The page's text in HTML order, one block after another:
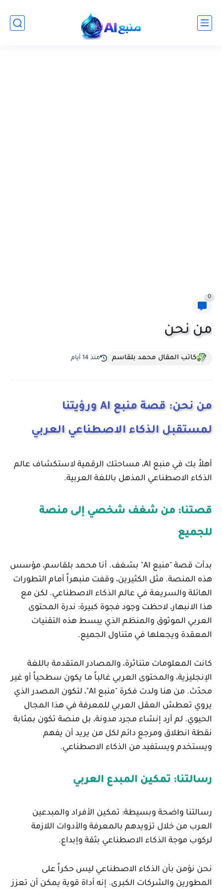
0
من نحن
كاتب المقال محمد بلقاسم منذ 14 أيام
من نحن: قصة منبع AI ورؤيتنا
لمستقبل الذكاء الاصطناعي العربي
أهلاً بك في منبع AI
، مساحتك الرقمية لاستكشاف عالم
الذكاء الاصطناعي المذهل باللغة العربية.
قصتنا: من شغف شخصي إلى منصة
للجميع
بدأت قصة "منبع AI" بشغف. أنا محمد بلقاسم، مؤسس
هذه المنصة. مثل الكثيرين، وقفت منبهراً أمام التطورات
الهائلة والسريعة في عالم الذكاء الاصطناعي. لكن مع
هذا الانبهار، لاحظت وجود فجوة كبيرة: ندرة المحتوى
العربي الموثوق والمنظم الذي يبسط هذه التقنيات
المعقدة ويجعلها في متناول الجميع.
كانت المعلومات متناثرة، والمصادر المتقدمة باللغة
الإنجليزية، والمحتوى العربي غالباً ما يكون سطحياً أو غير
محدّث. من هنا ولدت فكرة "منبع AI"
، لتكون المصدر الذي
يروي تعطش العقل العربي للمعرفة في هذا المجال
الحيوي. لم أرد إنشاء مجرد مدونة، بل منصة تكون بمثابة
نقطة انطلاق ومرجع دائم لكل من يريد أن يفهم
ويستخدم ويستفيد من الذكاء الاصطناعي.
رسالتنا: تمكين المبدع العربي
رسالتنا واضحة وبسيطة: تمكين الأفراد والمبدعين
العرب من خلال تزويدهم بالمعرفة والأدوات اللازمة
لركوب موجة الذكاء الاصطناعي بثقة وإبداع.
نحن نؤمن بأن الذكاء الاصطناعي ليس حكراً على
المطورين والشركات الكبرى. إنه أداة قوية يمكن أن تعزز